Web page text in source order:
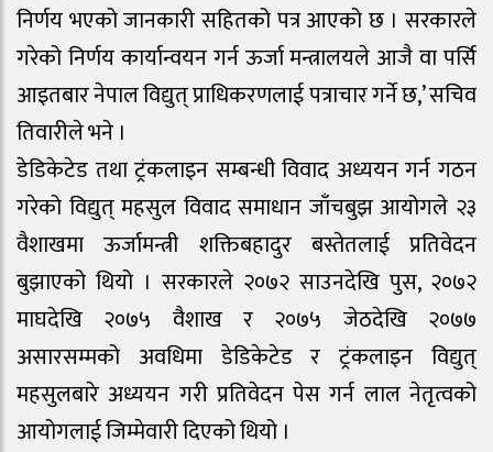
निर्णय भएको जानकारी सहितको पत्र आएको छ । सरकारले
गरेको निर्णय कार्यान्वयन गर्न ऊर्जा मन्त्रालयले आजै वा पर्सि
आइतबार नेपाल विद्युत् प्राधिकरणलाई पत्राचार गर्ने छ,’ सचिव
तिवारीले भने ।
डेडिकेटेड तथा ट्रंकलाइन सम्बन्धी विवाद अध्ययन गर्न गठन
गरेको विद्युत् महसुल विवाद समाधान जाँचबुझ आयोगले २३
वैशाखमा ऊर्जामन्त्री शक्तिबहादुर बस्तेतलाई प्रतिवेदन
बुझाएको थियो । सरकारले २०७२ साउनदेखि पुस, २०७२
माघदेखि २०७५ वैशाख र २०७५ जेठदेखि २०७७
असारसम्मको अवधिमा डेडिकेटेड र ट्रंकलाइन विद्युत्
महसुलबारे अध्ययन गरी प्रतिवेदन पेस गर्न लाल नेतृत्वको
आयोगलाई जिम्मेवारी दिएको थियो ।